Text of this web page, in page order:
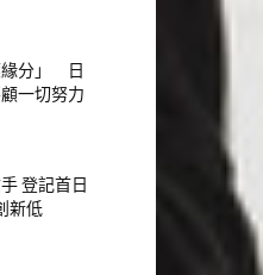
緣分」 日
一切努力
登記首日
新低